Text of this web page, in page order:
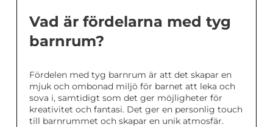
Vad är fördelarna med tyg
barnrum?
Fördelen med tyg barnrum är att det skapar en
mjuk och ombonad miljö för barnet att leka och
sova i, samtidigt som det ger möjligheter för
kreativitet och fantasi. Det ger en personlig touch
till barnrummet och skapar en unik atmosfär.